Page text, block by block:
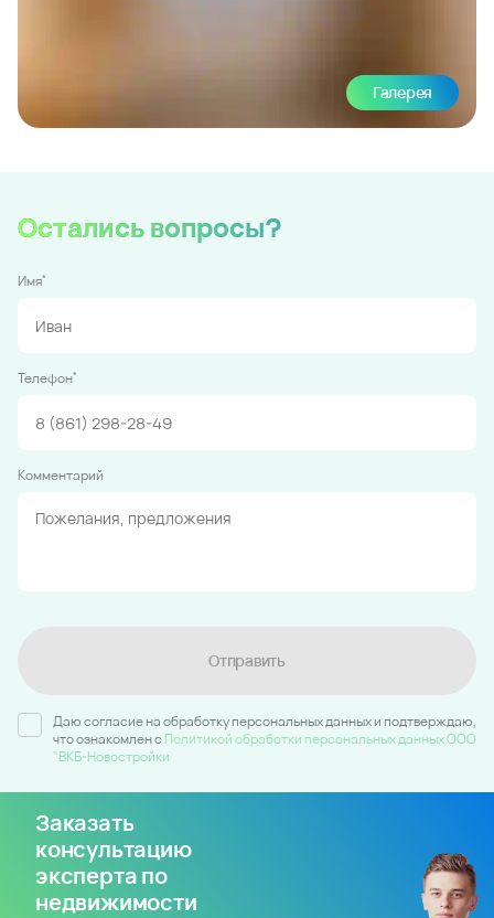
Галерея
Остались вопросы?
Имя*
Телефон*
Комментарий
Отправить
Даю согласие на обработку персональных данных и подтверждаю,
что ознакомлен c Политикой обработки персональных данных ООО
"ВКБ-Новостройки
Заказать
консультацию
эксперта по
недвижимости